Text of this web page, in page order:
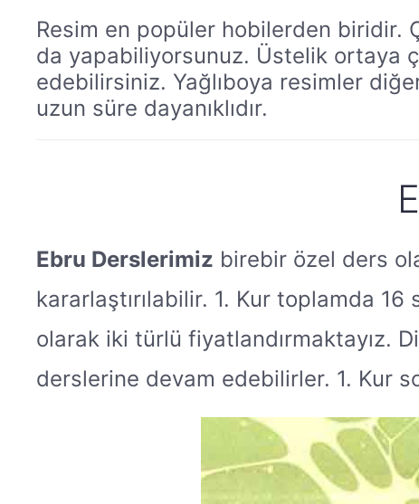
Resim en popüler hobilerden biridir.
da yapabiliyorsunuz. Üstelik ortaya
edebilirsiniz. Yağlıboya resimler
uzun süre dayanıklıdır.
Ebru Derslerimiz birebir özel ders
kararlaştırılabilir. 1. Kur toplamda 16
olarak iki türlü fiyatlandırmaktayız.
derslerine devam edebilirler. 1. Kur